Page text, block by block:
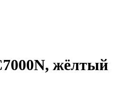
жёлтый